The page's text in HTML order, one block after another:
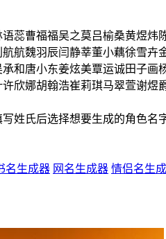
语蕊曹福福吴之莫吕榆桑黄煜炜
航航魏羽辰闫静莘董小藕徐雪卉
承和唐小东姜炫美覃运诚田子画
许欣娜胡翰浩崔莉琪马翠萱谢煜
姓氏后选择想要生成的角色
名生成器 网名生成器 情侣名生